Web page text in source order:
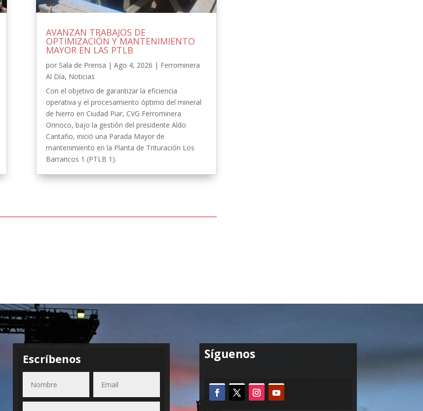
AVANZAN TRABAJOS DE
OPTIMIZACIÓN Y MANTENIMIENTO
MAYOR EN LAS PTLB
por Sala de Prensa | Ago 4, 2026 | Ferrominera
Al Día, Noticias
Con el objetivo de garantizar la eficiencia
operativa y el procesamiento óptimo del mineral
de hierro en Ciudad Piar, CVG Ferrominera
Orinoco, bajo la gestión del presidente Aldo
Cantafio, inició una Parada Mayor de
mantenimiento en la Planta de Trituración Los
Barrancos 1 (PTLB 1).
Escríbenos Síguenos